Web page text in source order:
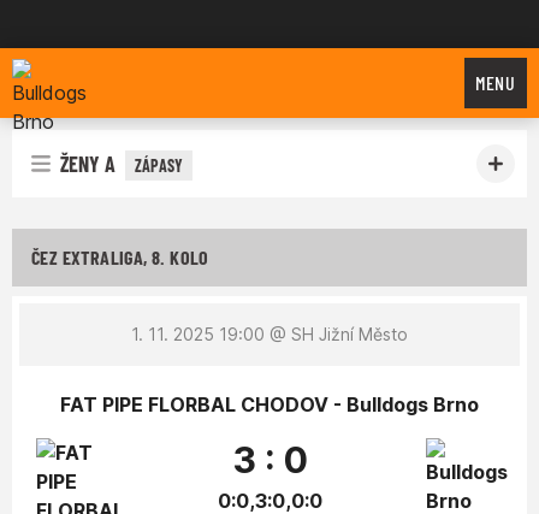
Bulldogs Brno
MENU
ŽENY A ZÁPASY
ČEZ EXTRALIGA, 8. KOLO
1. 11. 2025 19:00 @ SH Jižní Město
FAT PIPE FLORBAL CHODOV - Bulldogs Brno
3 : 0
0:0,3:0,0:0